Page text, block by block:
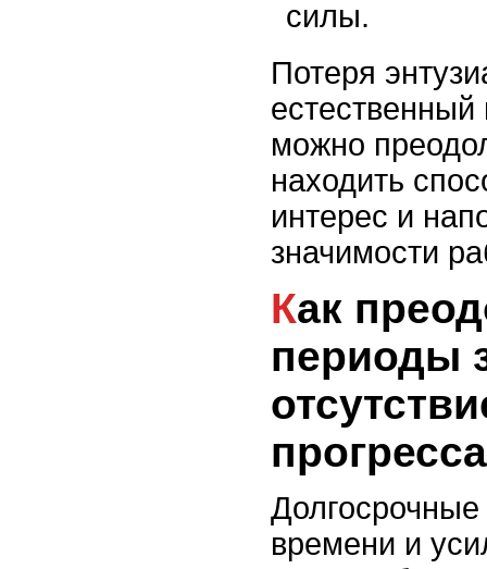
силы.
Потеря
естественный
можно
находить
интерес и
значимости
Как преодолевать
периоды
прогресса
времени и